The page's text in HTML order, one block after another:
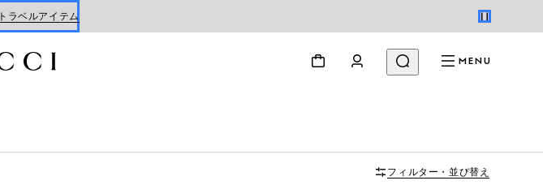
ラベルアイテム
MENU
フィルター・並び替え